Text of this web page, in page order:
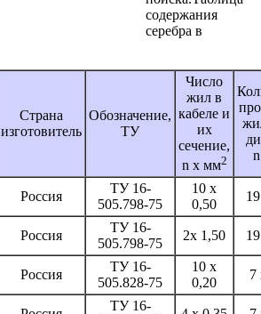
содержания
серебра в
Страна
изготовитель
Обозначение,
ТУ
Число
жил в
кабеле и
иx
сечение,
n x мм2
Россия
ТУ 16-
505.798-75
10 x
0,50
Россия
ТУ 16-
505.798-75
2х 1,50
Россия
ТУ 16-
505.828-75
10 x
0,20
7
ТУ 16-